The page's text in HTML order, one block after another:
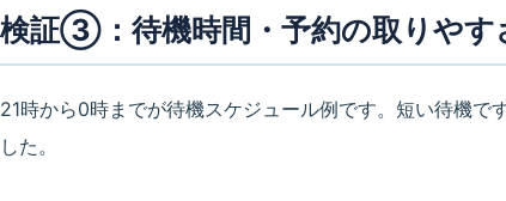
検証③：待機時間・予約の取りやす
21時から0時までが待機スケジュール例です。短い待機
した。